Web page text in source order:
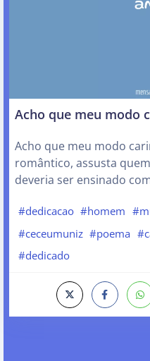
Acho que meu modo
Acho que meu modo
romântico, assusta
deveria ser ensinado
#dedicacao #homem
#ceceumuniz #poema
#dedicado